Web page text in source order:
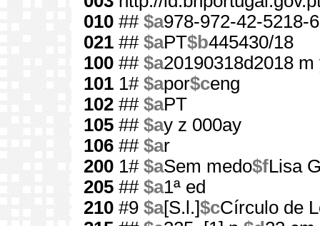
010 ## $a978-972-42-5218-6
021 ## $aPT$b445430/18
100 ## $a20190318d2018
101 1# $apor$ceng
102 ## $aPT
105 ## $ay z 000ay
106 ## $ar
200 1# $aSem medo$fLisa
205 ## $a1ª ed
210 #9 $a[S.l.]$cCírculo de